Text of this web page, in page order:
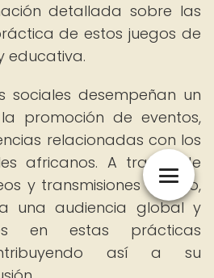
detallada sobre las
de estos juegos de
educativa.
sociales desempeñan un
promoción de eventos,
relacionadas con los
africanos. A través de
y transmisiones en vivo,
una audiencia global y
en estas prácticas
así a su